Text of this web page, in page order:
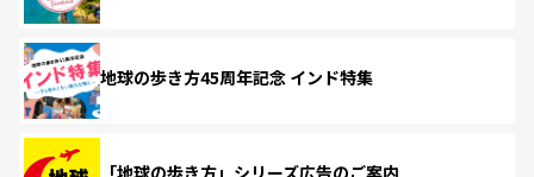
地球の歩き方45周年記念 インド特集